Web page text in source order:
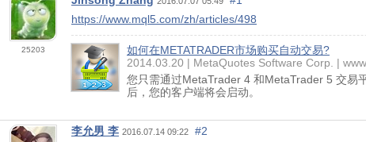
25203
https://www.mql5.com/zh/articles/498
如何在METATRADER市场购买自动交易?
2014.03.20
MetaQuotes Software Corp.
您只需通过MetaTrader 4 和MetaTrader 5 交易
后，您的客户端将会启动。
李允男 李 2016.07.14 09:22 #2